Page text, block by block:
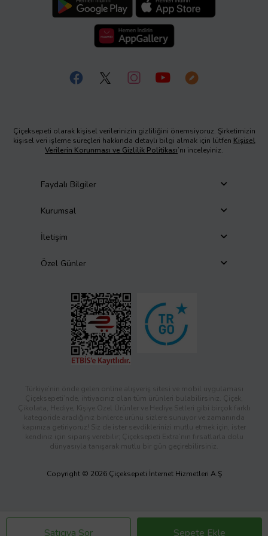
Satıcıya Sor Sepete Ekle
Çiçeksepeti olarak kişisel verilerinizin gizliliğini önemsiyoruz. Şirketimizin
kişisel veri işleme süreçleri hakkında detaylı bilgi almak için lütfen Kişisel
Verilerin Korunması ve Gizlilik Politikası’nı inceleyiniz.
Faydalı Bilgiler
Kurumsal
İletişim
Özel Günler
Türkiye’nin önde gelen online alışveriş sitesi ve mobil uygulaması
Çiçeksepeti’nde, ihtiyacınız olan tüm ürünleri bulabilirsiniz. Çiçek,
Çikolata, Hediye, Kişiye Özel Ürünler ve Hediye Setleri gibi birçok farklı
kategoride aradığınız binlerce ürünü sizlere sunuyor ve zamanında
kapınıza getiriyoruz! Siz de ister sevdiklerinizi mutlu etmek için, ister
kendiniz için sipariş verebilir; Çiçeksepeti Extra’nın fırsatlarla dolu
dünyasıyla tanışarak mutlu bir gün geçirebilirsiniz.
Copyright © 2026 Çiçeksepeti İnternet Hizmetleri A.Ş